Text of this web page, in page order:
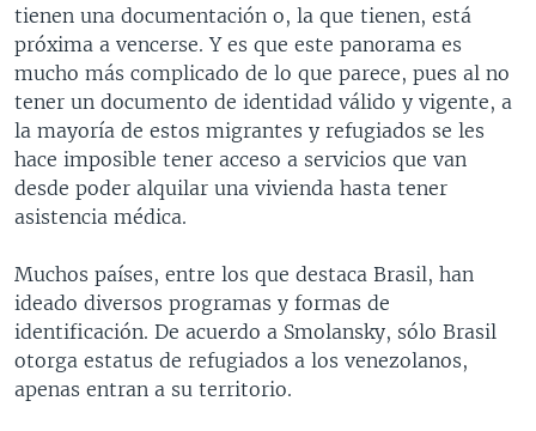
tienen una documentación o, la que tienen, está
próxima a vencerse. Y es que este panorama es
mucho más complicado de lo que parece, pues al no
tener un documento de identidad válido y vigente, a
la mayoría de estos migrantes y refugiados se les
hace imposible tener acceso a servicios que van
desde poder alquilar una vivienda hasta tener
asistencia médica.
Muchos países, entre los que destaca Brasil, han
ideado diversos programas y formas de
identificación. De acuerdo a Smolansky, sólo Brasil
otorga estatus de refugiados a los venezolanos,
apenas entran a su territorio.